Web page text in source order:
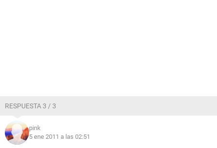
RESPUESTA 3 / 3
pink
5 ene 2011 a las 02:51